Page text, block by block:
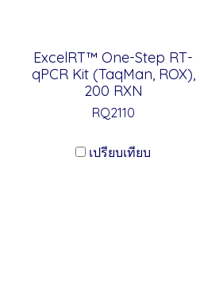
ExcelRT™ One-Step RT-
qPCR Kit (TaqMan, ROX),
200 RXN
RQ2110
เปรียบเทียบ